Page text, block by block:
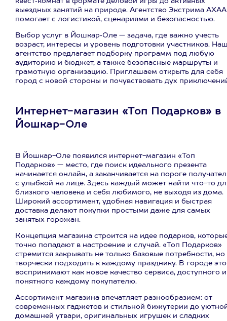
выездных занятий на природе. Агентство Экстрима АХАА
помогает с логистикой, сценариями и безопасностью.
Выбор услуг в Йошкар‑Оле — задача, где важно учесть
возраст, интересы и уровень подготовки участников.
агентство предлагает подборку программ под любую
аудиторию и бюджет, а также безопасные маршруты и
грамотную организацию. Приглашаем открыть для себя
город с новой стороны и почувствовать дух
Интернет-магазин «Топ Подарков» в
Йошкар-Оле
В Йошкар-Оле появился интернет-магазин «Топ
Подарков» — место, где поиск идеального презента
начинается онлайн, а заканчивается на пороге
с улыбкой на лице. Здесь каждый может найти что-то
близкого человека и себя любимого, не выходя из дома.
Широкий ассортимент, удобная навигация и быстрая
доставка делают покупки простыми даже для самых
занятых горожан.
Концепция магазина строится на идее подарков,
точно попадают в настроение и случай. «Топ Подарков»
стремится закрывать не только базовые потребности, но
творчески подходить к каждому празднику. В городе это
воспринимают как новое качество сервиса, доступного и
понятного каждому покупателю.
Ассортимент магазина впечатляет разнообразием: от
современных гаджетов и стильной бижутерии до
домашней утвари, оригинальных игрушек и сладких